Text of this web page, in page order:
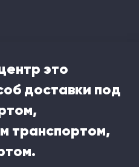
это
доставки под
транспортом,